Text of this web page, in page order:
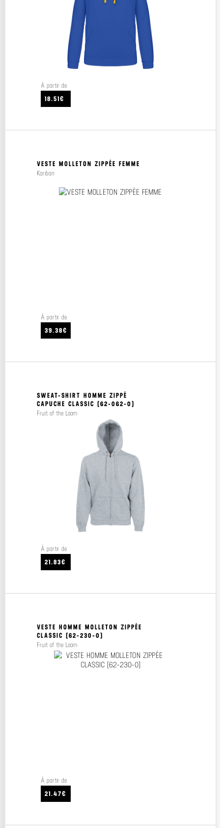
À partir de
18.51€
VESTE MOLLETON ZIPPÉE FEMME
Kariban
À partir de
39.38€
SWEAT-SHIRT HOMME ZIPPÉ
CAPUCHE CLASSIC (62-062-0)
Fruit of the Loom
À partir de
21.83€
VESTE HOMME MOLLETON ZIPPÉE
CLASSIC (62-230-0)
Fruit of the Loom
À partir de
21.47€